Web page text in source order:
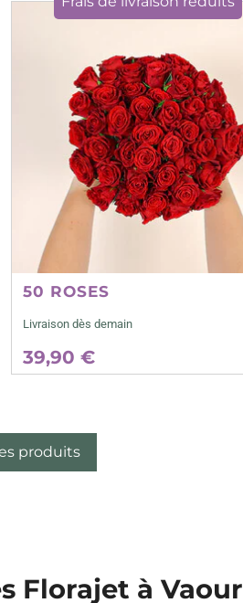
50 ROSES
Livraison dès demain
39,90 €
produits
Florajet à Vaour